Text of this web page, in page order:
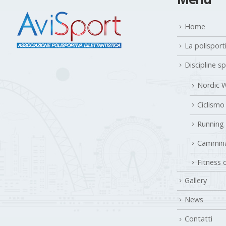
Home
La
Discipline
Nordic
Running
Fitness
Gallery
News
Contatti